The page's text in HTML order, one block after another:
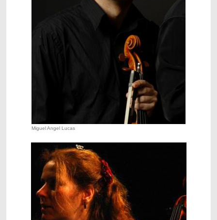
Miguel Angel Lucas